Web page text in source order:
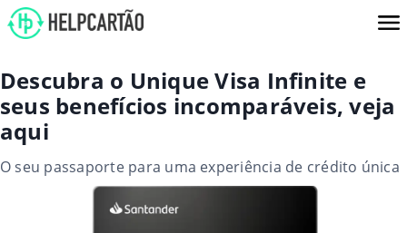
Descubra o Unique Visa Infinite e
seus benefícios incomparáveis, veja
aqui
O seu passaporte para uma experiência de crédito única